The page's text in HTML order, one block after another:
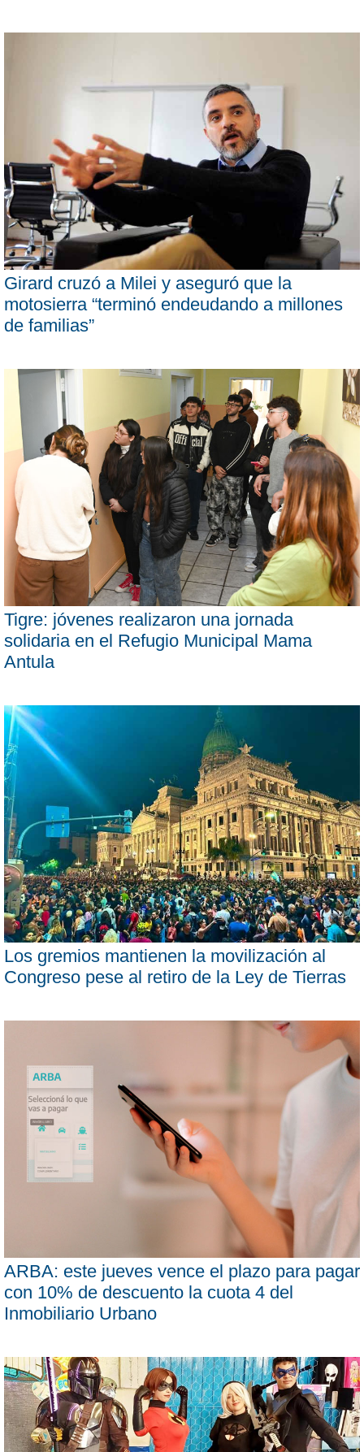
Girard cruzó a Milei y aseguró que la
motosierra “terminó endeudando a millones
de familias”
Tigre: jóvenes realizaron una jornada
solidaria en el Refugio Municipal Mama
Antula
Los gremios mantienen la movilización al
Congreso pese al retiro de la Ley de Tierras
ARBA: este jueves vence el plazo para pagar
con 10% de descuento la cuota 4 del
Inmobiliario Urbano